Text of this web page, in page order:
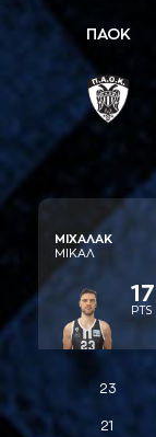
ΠΑΟΚ
ΜΙΧAΛAΚ
ΜΙΚAΛ
17
PTS
23
21